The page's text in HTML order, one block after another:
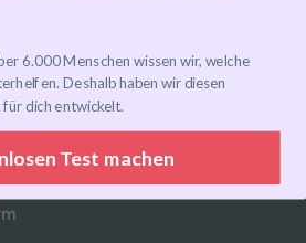
6.000 Menschen wissen wir, welche
Deshalb haben wir diesen
dich entwickelt.
Test machen